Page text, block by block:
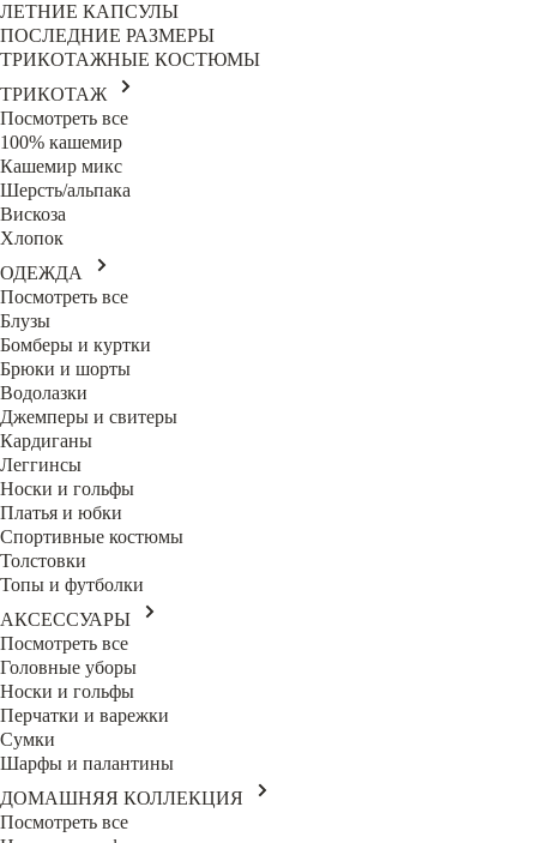
ЛЕТНИЕ КАПСУЛЫ
ПОСЛЕДНИЕ РАЗМЕРЫ
ТРИКОТАЖНЫЕ КОСТЮМЫ
ТРИКОТАЖ
Посмотреть все
100% кашемир
Кашемир микс
Шерсть/альпака
Вискоза
Хлопок
ОДЕЖДА
Посмотреть все
Блузы
Бомберы и куртки
Брюки и шорты
Водолазки
Джемперы и свитеры
Кардиганы
Леггинсы
Носки и гольфы
Платья и юбки
Спортивные костюмы
Толстовки
Топы и футболки
АКСЕССУАРЫ
Посмотреть все
Головные уборы
Носки и гольфы
Перчатки и варежки
Сумки
Шарфы и палантины
ДОМАШНЯЯ КОЛЛЕКЦИЯ
Посмотреть все